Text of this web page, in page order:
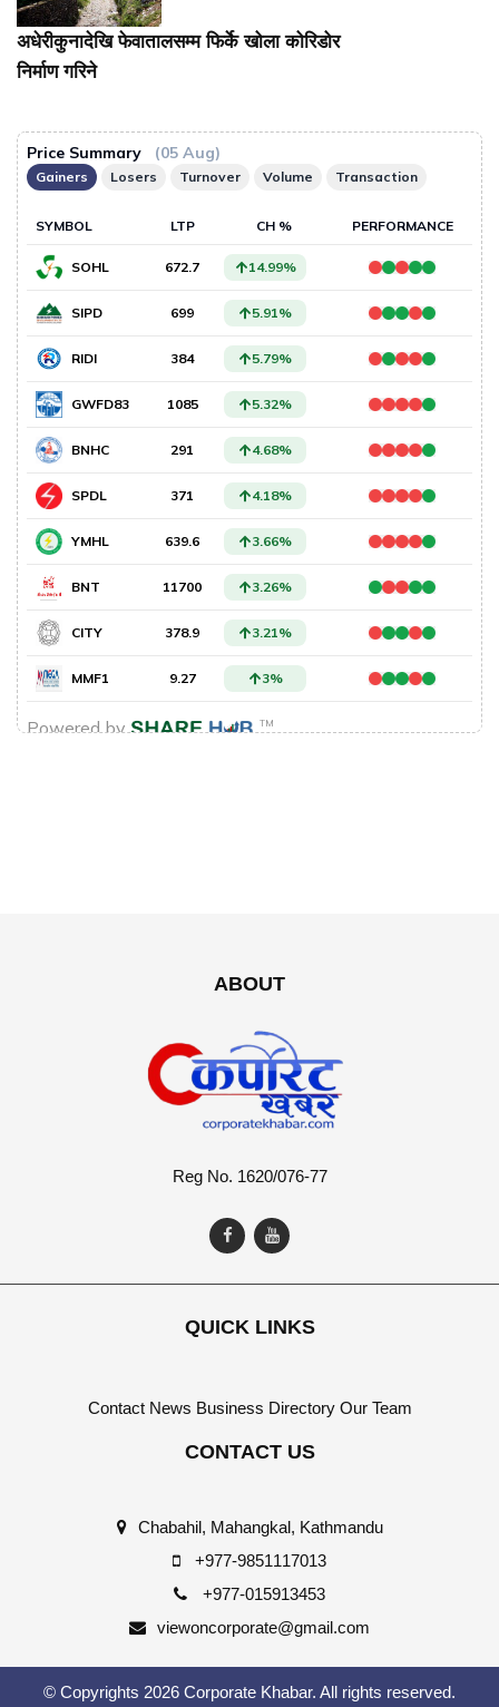
अधेरीकुनादेखि फेवातालसम्म फिर्के खोला कोरिडोर
निर्माण गरिने
ABOUT
Reg No. 1620/076-77
QUICK LINKS
Contact News Business Directory Our Team
CONTACT US
Chabahil, Mahangkal, Kathmandu
+977-9851117013
+977-015913453
viewoncorporate@gmail.com
© Copyrights 2026 Corporate Khabar. All rights reserved.